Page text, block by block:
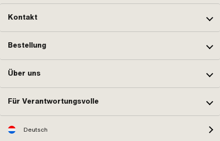
Kontakt
Bestellung
Über uns
Für Verantwortungsvolle
Deutsch